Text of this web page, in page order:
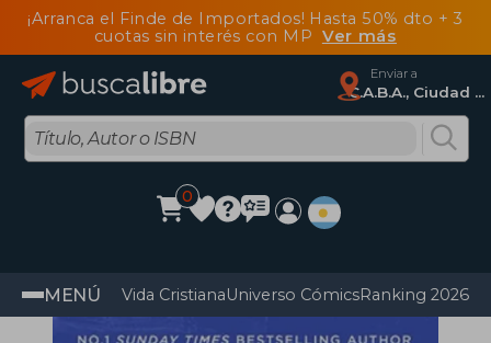
¡Arranca el Finde de Importados! Hasta 50% dto + 3
cuotas sin interés con MP Ver más
Enviar a
C.A.B.A., Ciudad Autónoma De Buenos Aires
0
MENÚ Vida CristianaUniverso CómicsRanking 2026